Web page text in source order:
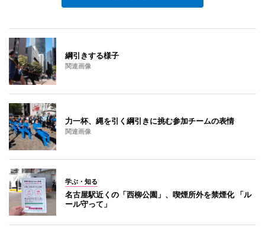
綱引きする様子
関連画像
力一杯、縄を引く綱引きに挑む参加チームの表情
関連画像
学ぶ・知る
名古屋駅近くの「西柳公園」、喫煙所外を禁煙化 「ル
ール守って」